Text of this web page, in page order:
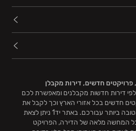
חדשים, דירות מקבלן
אלפי דירות חדשות מקבלנים ומאפשרת לכם
חדשים בכל אזורי הארץ וכך לקבל את
ההחלטה המושכלת והטובה ביותר עבורכם. באתר יד1 ניתן לצאת
המחשה מלאה של הדירה, הפרויקט